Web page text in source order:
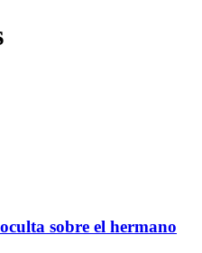
sobre el hermano